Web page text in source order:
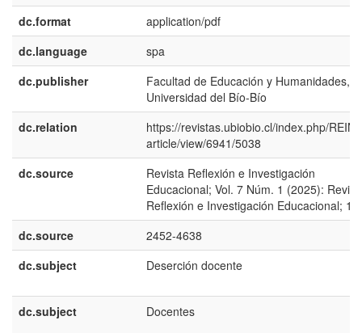
dc.format
application/pdf
dc.language
spa
dc.publisher
Facultad de Educación y Humanidades,
Universidad del Bío-Bío
dc.relation
https://revistas.ubiobio.cl/index.php/
article/view/6941/5038
dc.source
Revista Reflexión e Investigación
Educacional; Vol. 7 Núm. 1 (2025):
Reflexión e Investigación Educacional; 1-
dc.source
2452-4638
dc.subject
Deserción docente
dc.subject Docentes